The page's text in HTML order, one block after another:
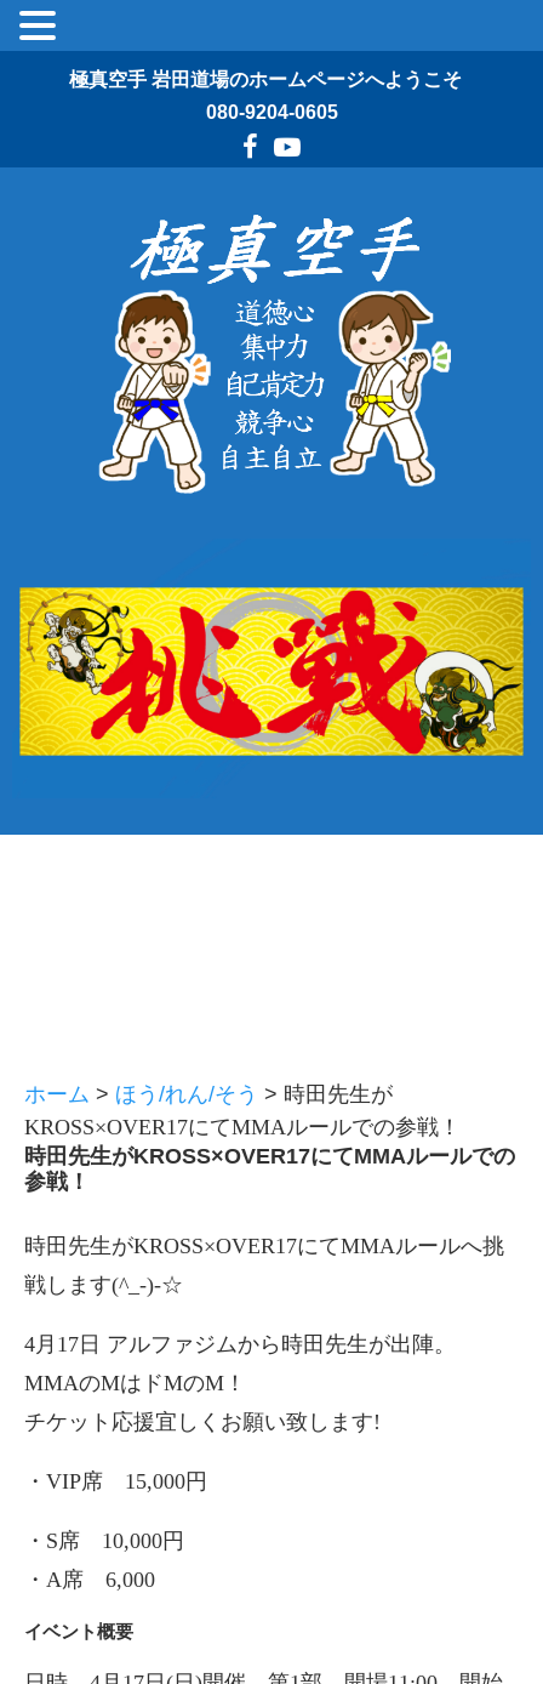
極真空手 岩田道場のホームページへようこそ
080-9204-0605
ホーム > ほう/れん/そう > 時田先生が
KROSS×OVER17にてMMAルールでの参戦！
時田先生がKROSS×OVER17にてMMAルールでの
参戦！
時田先生がKROSS×OVER17にてMMAルールへ挑
戦します(^_-)-☆
4月17日 アルファジムから時田先生が出陣。
MMAのMはドMのM！
チケット応援宜しくお願い致します!
・VIP席 15,000円
・S席 10,000円
・A席 6,000
イベント概要